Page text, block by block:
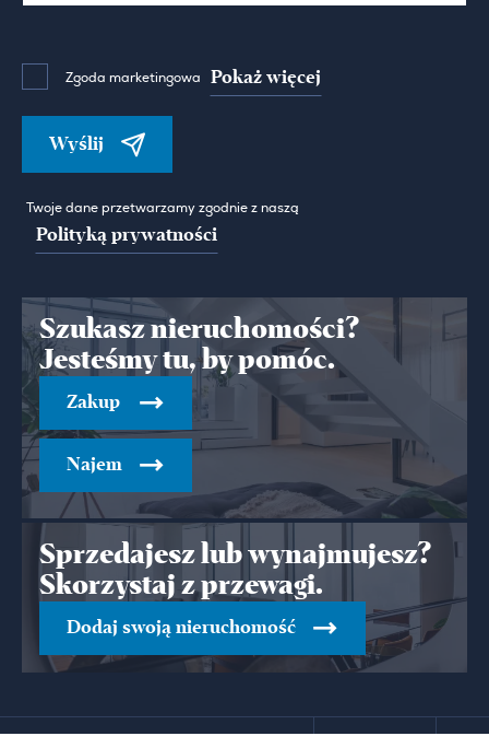
Zgoda marketingowa Pokaż więcej
Wyślij
Twoje dane przetwarzamy zgodnie z naszą
Polityką prywatności
Szukasz nieruchomości?
Jesteśmy tu, by pomóc.
Zakup
Najem
Sprzedajesz lub wynajmujesz?
Skorzystaj z przewagi.
Dodaj swoją nieruchomość